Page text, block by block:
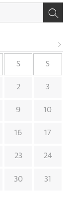
S S
2 3
9 10
16 17
23 24
30 31